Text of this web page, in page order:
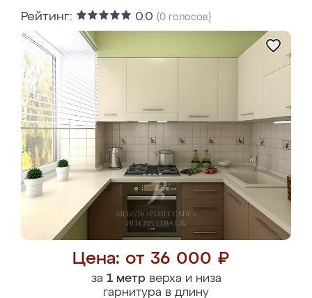
Рейтинг: 0.0 (0 голосов)
Цена: от 36 000 ₽
за 1 метрверха и низа
гарнитура в длину